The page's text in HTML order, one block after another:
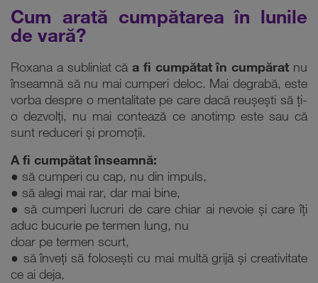
Cum arată cumpătarea în lunile
de vară?
Roxana a subliniat căa fi cumpătat în cumpărat nu
înseamnă să nu mai cumperi deloc. Mai degrabă, este
vorba despre o mentalitate pe care dacă reușești să ți-
o dezvolți, nu mai contează ce anotimp este sau că
sunt reduceri și promoții.
A fi cumpătat înseamnă:
● să cumperi cu cap, nu din impuls,
● să alegi mai rar, dar mai bine,
● să cumperi lucruri de care chiar ai nevoie și care îți
aduc bucurie pe termen lung, nu
doar pe termen scurt,
● să înveți să folosești cu mai multă grijă și creativitate
ce ai deja,